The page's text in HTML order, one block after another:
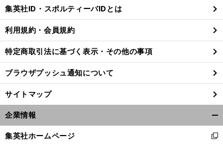
へ
る
集英社ID・スポルティーバIDとは
利用規約・会員規約
特定商取引法に基づく表示・その他の事項
ブラウザプッシュ通知について
サイトマップ
企業情報
閉
集英社ホームページ
新